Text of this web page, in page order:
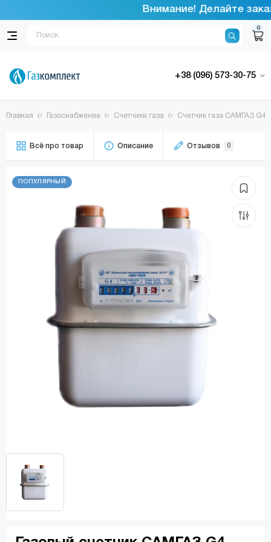
Внимание! Делайте
0
+38 (096) 573-30-75
Главная Газоснабжение Счетчики газа Счетчик газа САМГАЗ G4
Всё про товар Описание Отзывов 0
ПОПУЛЯРНЫЙ